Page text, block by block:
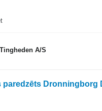
A/S
paredzēts Dronningborg